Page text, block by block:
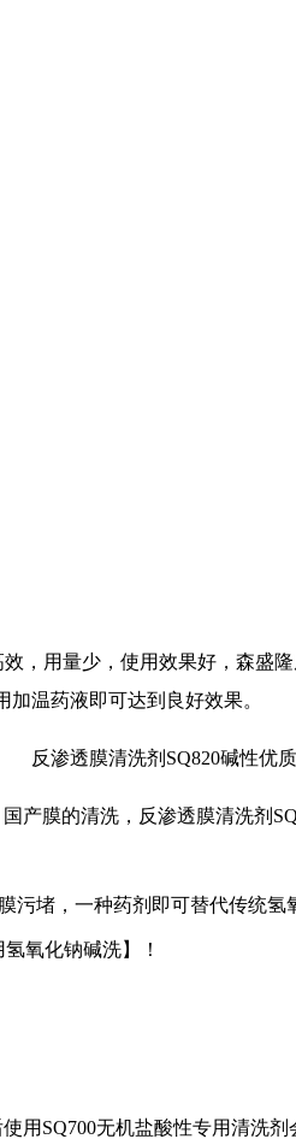
，用量少，使用效果好，森盛
温药液即可达到良好效果。
产膜的清洗， 反渗透膜清洗剂
堵，一种药剂即可替代传统氢
氧化钠碱洗】！
用 SQ700无机盐酸性专用清洗剂